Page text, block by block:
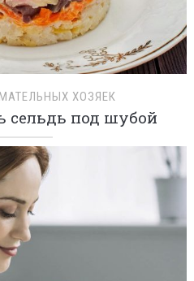
ХОЗЯЕК
сельдь под шубой